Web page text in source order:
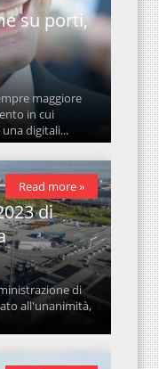
su porti,
maggiore
in cui
una digitali...
di
di
all'unanimità,
Read more »